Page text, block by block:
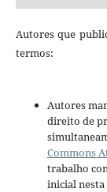
Autores que
termos:
Autores
direito de
Commons
trabalho
inicial